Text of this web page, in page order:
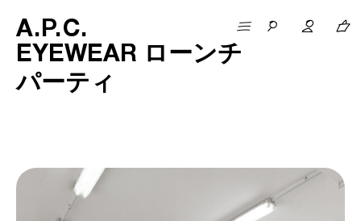
A.P.C.
EYEWEAR ローンチ
パーティ